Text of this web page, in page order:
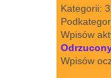
Kategorii:
Wpisów
Wpisów